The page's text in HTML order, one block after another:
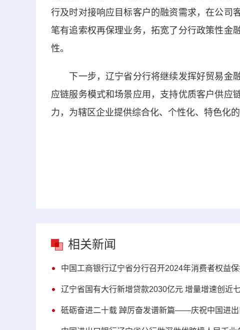
行及时对接响应目标客户的融资需求，在公司
笔有追索权再保理业务，拓宽了分行政策性金
性。
下一步，辽宁省分行将继续发挥好贸易金
应链服务模式和场景应用，支持优质客户供应
力，为辖区企业提供综合化、个性化、特色化
相关新闻
中国工商银行辽宁省分行召开2024年消费者权益
辽宁省国有大行新增贷款2030亿元 增量增速创近
砥砺奋进二十载 踔厉奋发谱新篇——庆祝中国进